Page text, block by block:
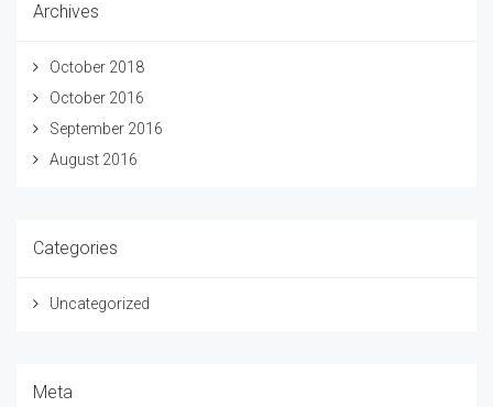
Archives
October 2018
October 2016
September 2016
August 2016
Categories
Uncategorized
Meta